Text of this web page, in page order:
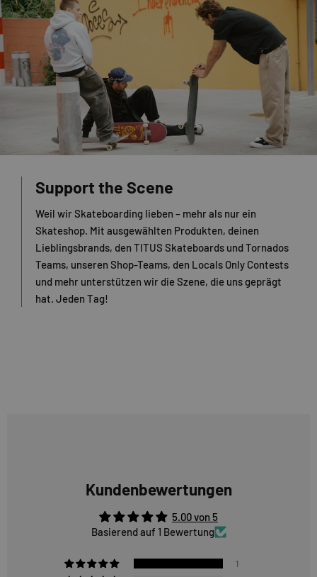
Support the Scene
Weil wir Skateboarding lieben – mehr als nur ein
Skateshop. Mit ausgewählten Produkten, deinen
Lieblingsbrands, den TITUS Skateboards und Tornados
Teams, unseren Shop-Teams, den Locals Only Contests
und mehr unterstützen wir die Szene, die uns geprägt
hat. Jeden Tag!
Kundenbewertungen
5.00 von 5
Basierend auf 1 Bewertung
1